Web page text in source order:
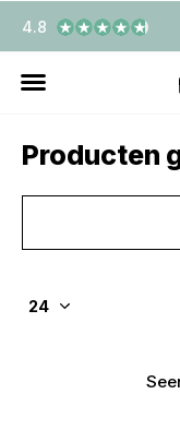
4.8
Producten